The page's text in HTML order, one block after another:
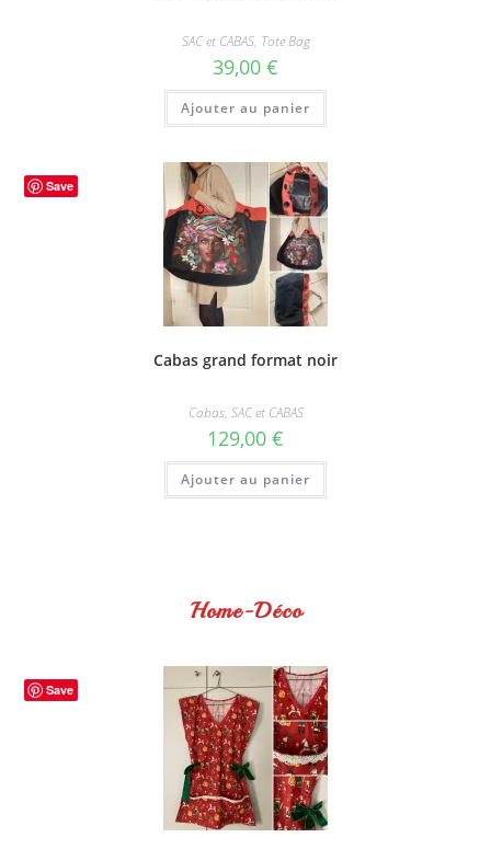
SAC et CABAS, Tote Bag
39,00 €
Ajouter au panier
Save
Cabas grand format noir
Cabas, SAC et CABAS
129,00 €
Ajouter au panier
Home-Déco
Save